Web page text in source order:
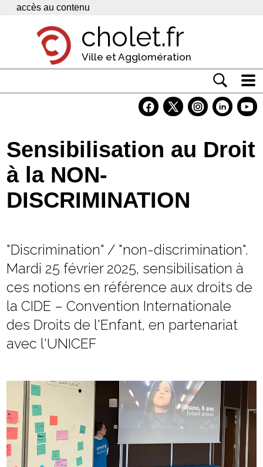
Panneau de gestion des cookies
accès au contenu
cholet.fr
Ville et Agglomération
Economie
Services
Contacts
Sensibilisation au Droit
à la NON-
DISCRIMINATION
"Discrimination" / "non-discrimination".
Mardi 25 février 2025, sensibilisation à
ces notions en référence aux droits de
la CIDE – Convention Internationale
des Droits de l'Enfant, en partenariat
avec l'UNICEF